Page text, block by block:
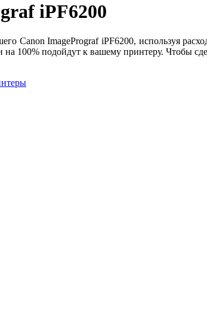
iPF6200
Canon ImagePrograf iPF6200, используя
100% подойдут к вашему принтеру. Чтобы